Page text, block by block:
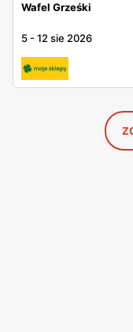
Wafel Grześki
5 -12 sie 2026